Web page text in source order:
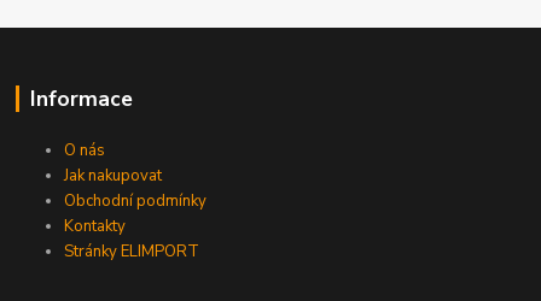
Informace
O nás
Jak nakupovat
Obchodní podmínky
Kontakty
Stránky ELIMPORT